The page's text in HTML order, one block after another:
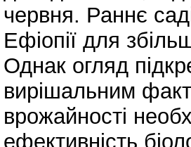
червня. Раннє
Ефіопії для
Однак огляд
вирішальним
врожайності
ефективність